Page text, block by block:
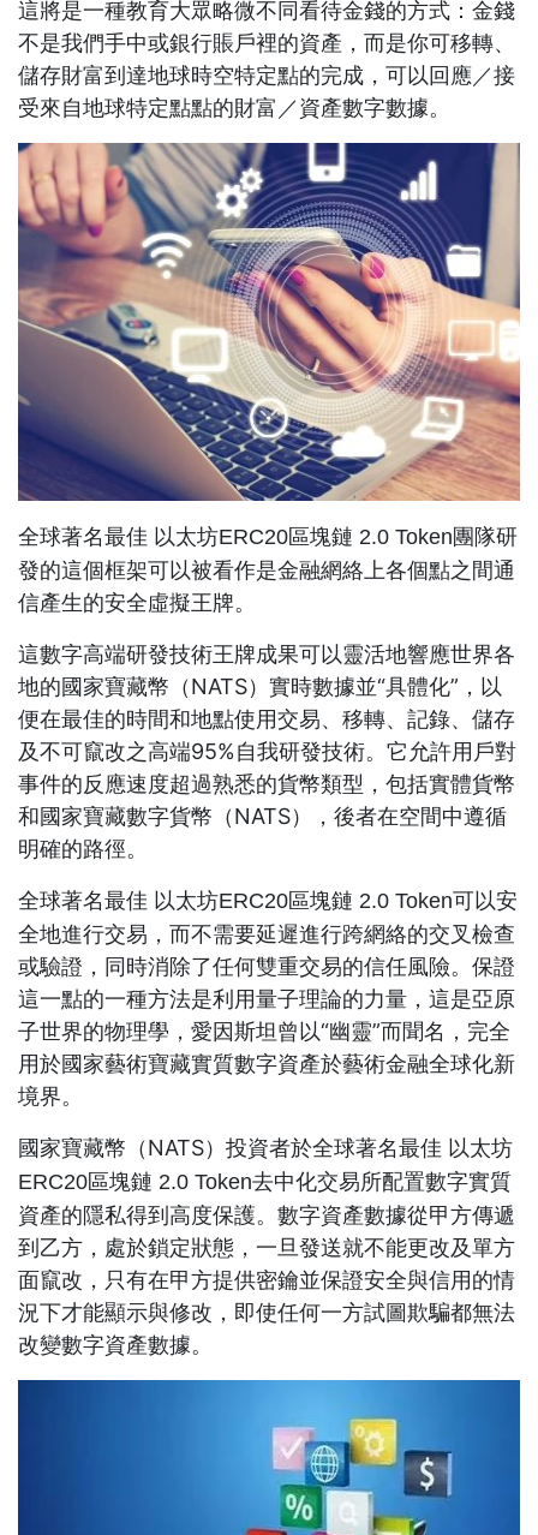
這將是一種教育大眾略微不同看待金錢的方式：金錢
不是我們手中或銀行賬戶裡的資產，而是你可移轉、
儲存財富到達地球時空特定點的完成，可以回應／接
受來自地球特定點點的財富／資產數字數據。
全球著名最佳 以太坊ERC20區塊鏈 2.0 Token團隊研
發的這個框架可以被看作是金融網絡上各個點之間通
信產生的安全虛擬王牌。
這數字高端研發技術王牌成果可以靈活地響應世界各
地的國家寶藏幣（NATS）實時數據並“具體化”，以
便在最佳的時間和地點使用交易、移轉、記錄、儲存
及不可竄改之高端95%自我研發技術。它允許用戶對
事件的反應速度超過熟悉的貨幣類型，包括實體貨幣
和國家寶藏數字貨幣（NATS），後者在空間中遵循
明確的路徑。
全球著名最佳 以太坊ERC20區塊鏈 2.0 Token可以安
全地進行交易，而不需要延遲進行跨網絡的交叉檢查
或驗證，同時消除了任何雙重交易的信任風險。保證
這一點的一種方法是利用量子理論的力量，這是亞原
子世界的物理學，愛因斯坦曾以“幽靈”而聞名，完全
用於國家藝術寶藏實質數字資產於藝術金融全球化新
境界。
國家寶藏幣（NATS）投資者於全球著名最佳 以太坊
ERC20區塊鏈 2.0 Token去中化交易所配置數字實質
資產的隱私得到高度保護。數字資產數據從甲方傳遞
到乙方，處於鎖定狀態，一旦發送就不能更改及單方
面竄改，只有在甲方提供密鑰並保證安全與信用的情
況下才能顯示與修改，即使任何一方試圖欺騙都無法
改變數字資產數據。